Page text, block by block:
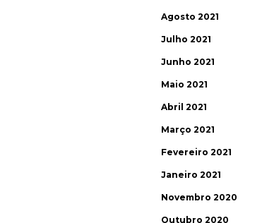
Agosto 2021
Julho 2021
Junho 2021
Maio 2021
Abril 2021
Março 2021
Fevereiro 2021
Janeiro 2021
Novembro 2020
Outubro 2020